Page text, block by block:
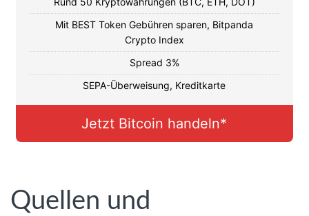
Mit BEST Token Gebühren sparen, Bitpanda
Crypto Index
Spread 3%
SEPA-Überweisung, Kreditkarte
Jetzt Bitcoin handeln*
Quellen und